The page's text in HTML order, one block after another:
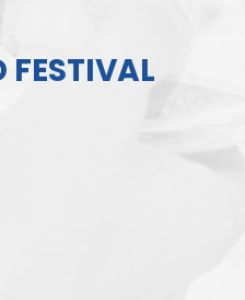
FESTIVAL